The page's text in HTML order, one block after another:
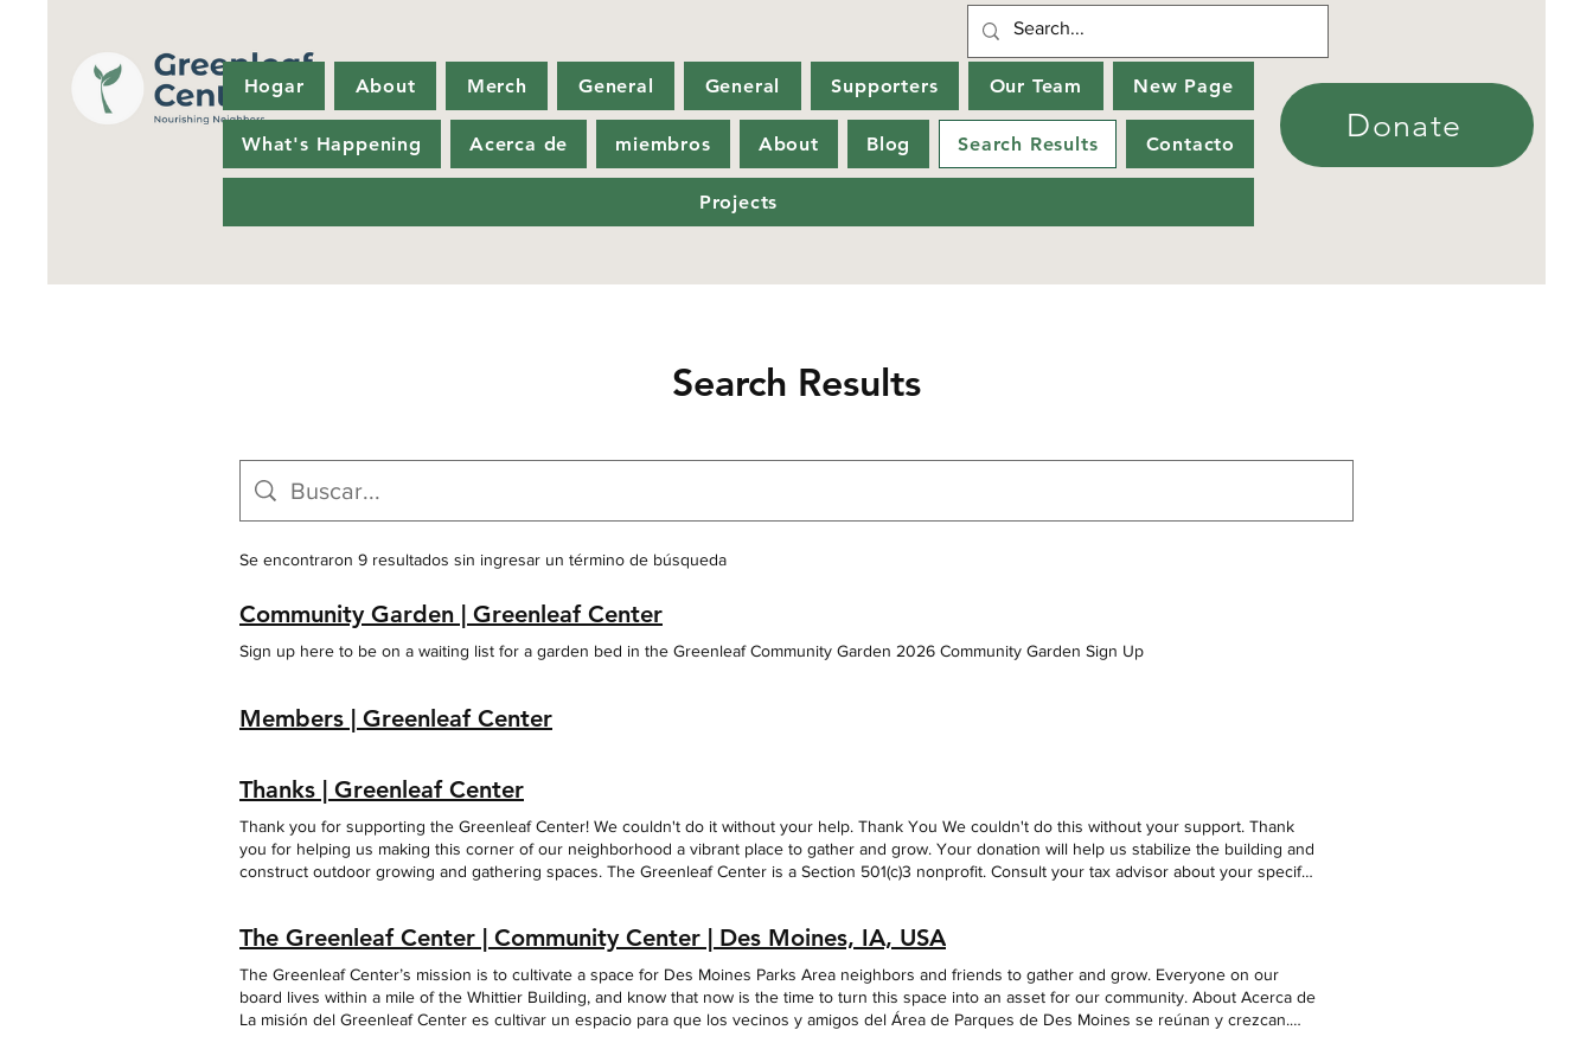
Hogar About Merch General General Supporters Our Team New Page
What's Happening Acerca de miembros About Blog Search Results Contacto
Projects
Donate
Search Results
Se encontraron 9 resultados sin ingresar un término de búsqueda
Community Garden | Greenleaf Center
Sign up here to be on a waiting list for a garden bed in the Greenleaf Community Garden 2026 Community Garden Sign Up
Members | Greenleaf Center
Thanks | Greenleaf Center
Thank you for supporting the Greenleaf Center! We couldn't do it without your help. Thank You We couldn't do this without your support. Thank
you for helping us making this corner of our neighborhood a vibrant place to gather and grow. Your donation will help us stabilize the building and
construct outdoor growing and gathering spaces. The Greenleaf Center is a Section 501(c)3 nonprofit. Consult your tax advisor about your specific
The Greenleaf Center | Community Center | Des Moines, IA, USA
The Greenleaf Center’s mission is to cultivate a space for Des Moines Parks Area neighbors and friends to gather and grow. Everyone on our
board lives within a mile of the Whittier Building, and know that now is the time to turn this space into an asset for our community. About Acerca de
La misión del Greenleaf Center es cultivar un espacio para que los vecinos y amigos del Área de Parques de Des Moines se reúnan y crezcan.